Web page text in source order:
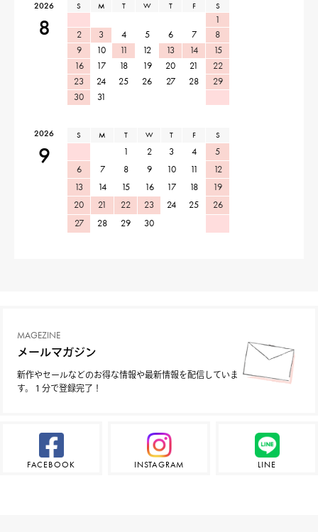
2026
8
S M T W T F S
1
2
3 4 5 6 7
8
9
10 11 12 13 14
15
16
17 18 19 20 21
22
23
24 25 26 27 28
29
30
31
2026
9
S M T W T F S
1 2 3 4
5
6
7 8 9 10 11
12
13
14 15 16 17 18
19
20
21 22 23 24 25
26
27
28 29 30
MAGEZINE
メールマガジン
新作やセールなどのお得な情報や最新情報を配信していま
す。１分で登録完了！
FACEBOOK INSTAGRAM LINE